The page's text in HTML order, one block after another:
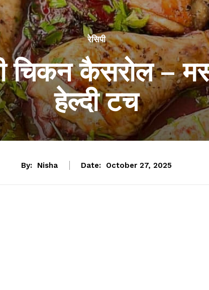
रेसिपी
चिकन कैसरोल –
हेल्दी टच
By: Nisha Date: October 27, 2025